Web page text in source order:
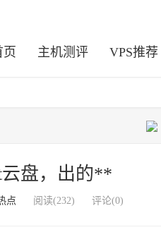
页 主机测评 VPS推荐
盘，出的**
点 阅读(232) 评论(0)